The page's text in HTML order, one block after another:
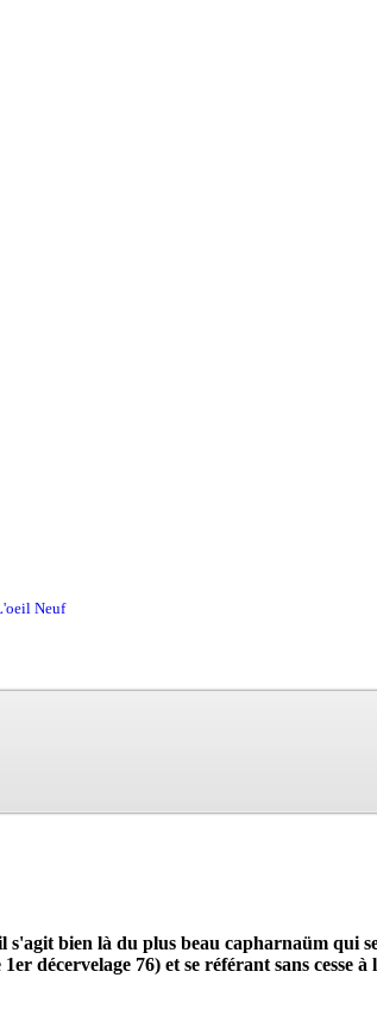
s'agit bien là du plus beau capharnaüm qui
1er décervelage 76) et se référant sans cesse à